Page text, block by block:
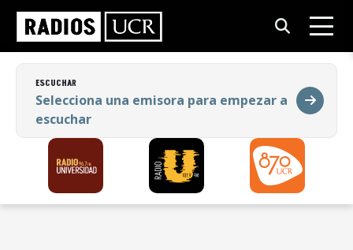
ESCUCHAR
Selecciona una emisora para empezar a
escuchar
ESCUCHAR
Selecciona una emisora para empezar a
escuchar